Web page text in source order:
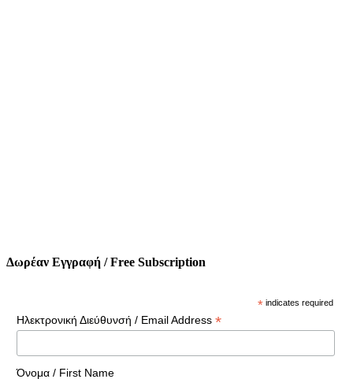
Δωρέαν Εγγραφή / Free Subscription
* indicates required
Ηλεκτρονική Διεύθυνσή / Email Address *
Όνομα / First Name